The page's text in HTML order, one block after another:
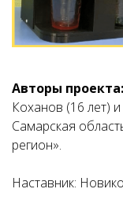
Авторы проекта:
Коханов (16 лет)
Самарская
регион».
Наставник: